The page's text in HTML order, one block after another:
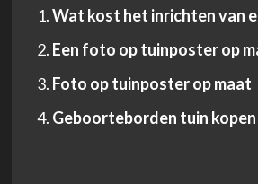
Wat kost het inrichten van
Een foto op tuinposter op
Foto op tuinposter op maat
Geboorteborden tuin kopen